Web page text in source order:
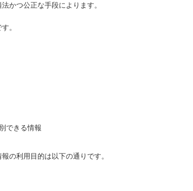
かつ公正な手段によります。
。
できる情報
の利用目的は以下の通りです。